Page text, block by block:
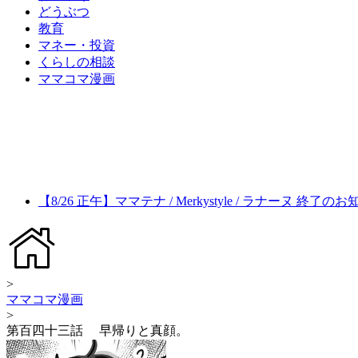
どうぶつ
教育
マネー・投資
くらしの相談
ママコマ漫画
【8/26 正午】ママテナ / Merkystyle / ラナーヌ 終了のお
>
ママコマ漫画
>
第百四十三話 早帰りと真顔。